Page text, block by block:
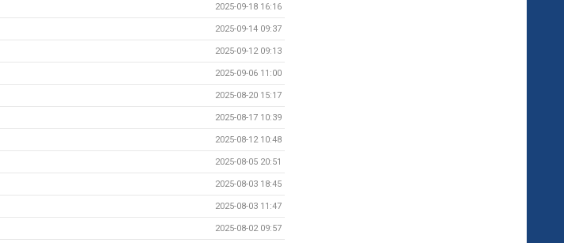
2025-09-18 16:16
2025-09-14 09:37
2025-09-12 09:13
2025-09-06 11:00
2025-08-20 15:17
2025-08-17 10:39
2025-08-12 10:48
2025-08-05 20:51
2025-08-03 18:45
2025-08-03 11:47
2025-08-02 09:57